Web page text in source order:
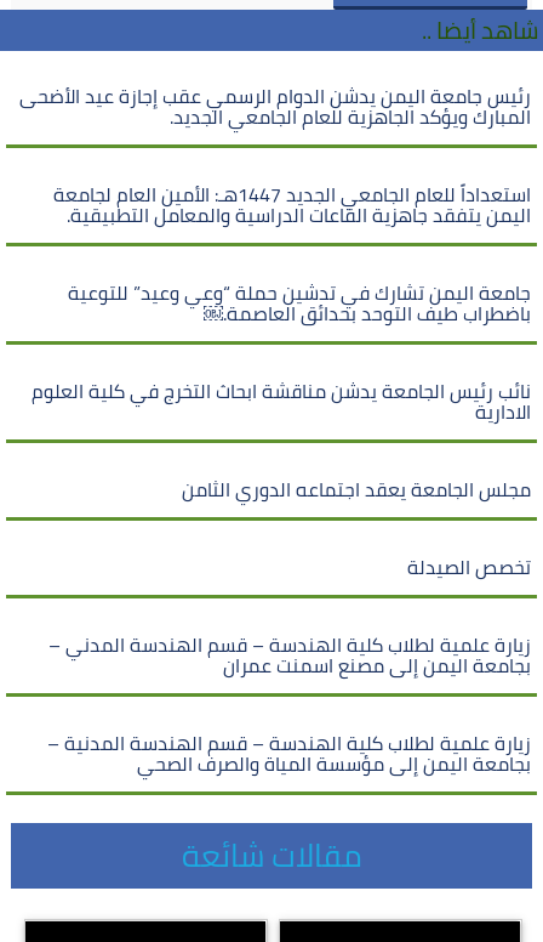
شاهد أيضا ..
رئيس جامعة اليمن يدشن الدوام الرسمي عقب إجازة عيد الأضحى
المبارك ويؤكد الجاهزية للعام الجامعي الجديد.
استعداداً للعام الجامعي الجديد 1447هـ: الأمين العام لجامعة
اليمن يتفقد جاهزية القاعات الدراسية والمعامل التطبيقية.
جامعة اليمن تشارك في تدشين حملة “وعي وعيد” للتوعية
باضطراب طيف التوحد بحدائق العاصمة.￼
نائب رئيس الجامعة يدشن مناقشة ابحاث التخرج في كلية العلوم
الادارية
مجلس الجامعة يعقد اجتماعه الدوري الثامن
تخصص الصيدلة
زيارة علمية لطلاب كلية الهندسة – قسم الهندسة المدني –
بجامعة اليمن إلى مصنع اسمنت عمران
زيارة علمية لطلاب كلية الهندسة – قسم الهندسة المدنية –
بجامعة اليمن إلى مؤسسة المياة والصرف الصحي
مقالات شائعة